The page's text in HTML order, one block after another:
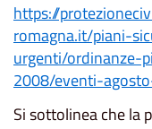
https://
romagna.it/piani-
urgenti/ordinanze-
2008/eventi-
Si sottolinea che la